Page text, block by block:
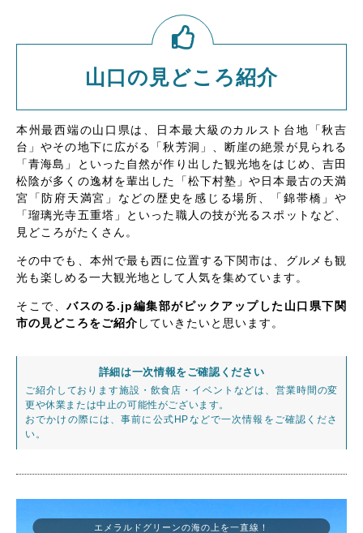
山口の見どころ紹介
本州最西端の山口県は、日本最大級のカルスト台地「秋吉
台」やその地下に広がる「秋芳洞」、断崖の絶景が見られる
「青海島」といった自然が作り出した観光地をはじめ、吉田
松陰が多くの逸材を輩出した「松下村塾」や日本最古の天満
宮「防府天満宮」などの歴史を感じる場所、「錦帯橋」や
「瑠璃光寺五重塔」といった職人の技が光るスポットなど、
見どころがたくさん。
その中でも、本州で最も西に位置する下関市は、グルメも観
光も楽しめる一大観光地として人気を集めています。
そこで、バスのる.jp編集部がピックアップした山口県下関
市の見どころをご紹介 していきたいと思います。
詳細は一次情報をご確認ください
ご紹介しております施設・飲食店・イベントなどは、営業時間の変
更や休業または中止の可能性がございます。
おでかけの際には、事前に公式HPなどで一次情報をご確認くださ
い。
エメラルドグリーンの海の上を一直線！